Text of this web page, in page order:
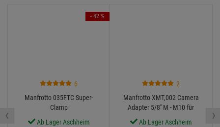
6
Manfrotto 035FTC Super-
Clamp
Ab Lager Aschheim
- 42 %
2
Manfrotto XMT,002 Camera
Adapter 5/8'' M - M10 für
Ab Lager Aschheim
‹ ›